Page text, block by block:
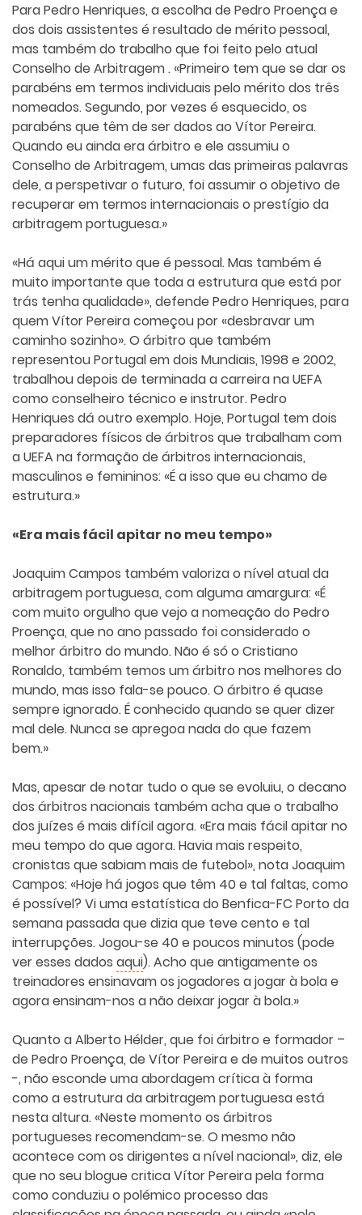
Para Pedro Henriques, a escolha de Pedro Proença e
dos dois assistentes é resultado de mérito pessoal,
mas também do trabalho que foi feito pelo atual
Conselho de Arbitragem . «Primeiro tem que se dar os
parabéns em termos individuais pelo mérito dos três
nomeados. Segundo, por vezes é esquecido, os
parabéns que têm de ser dados ao Vítor Pereira.
Quando eu ainda era árbitro e ele assumiu o
Conselho de Arbitragem, umas das primeiras palavras
dele, a perspetivar o futuro, foi assumir o objetivo de
recuperar em termos internacionais o prestígio da
arbitragem portuguesa.»
«Há aqui um mérito que é pessoal. Mas também é
muito importante que toda a estrutura que está por
trás tenha qualidade», defende Pedro Henriques, para
quem Vítor Pereira começou por «desbravar um
caminho sozinho». O árbitro que também
representou Portugal em dois Mundiais, 1998 e 2002,
trabalhou depois de terminada a carreira na UEFA
como conselheiro técnico e instrutor. Pedro
Henriques dá outro exemplo. Hoje, Portugal tem dois
preparadores físicos de árbitros que trabalham com
a UEFA na formação de árbitros internacionais,
masculinos e femininos: «É a isso que eu chamo de
estrutura.»
«Era mais fácil apitar no meu tempo»
Joaquim Campos também valoriza o nível atual da
arbitragem portuguesa, com alguma amargura: «É
com muito orgulho que vejo a nomeação do Pedro
Proença, que no ano passado foi considerado o
melhor árbitro do mundo. Não é só o Cristiano
Ronaldo, também temos um árbitro nos melhores do
mundo, mas isso fala-se pouco. O árbitro é quase
sempre ignorado. É conhecido quando se quer dizer
mal dele. Nunca se apregoa nada do que fazem
bem.»
Mas, apesar de notar tudo o que se evoluiu, o decano
dos árbitros nacionais também acha que o trabalho
dos juízes é mais difícil agora. «Era mais fácil apitar no
meu tempo do que agora. Havia mais respeito,
cronistas que sabiam mais de futebol», nota Joaquim
Campos: «Hoje há jogos que têm 40 e tal faltas, como
é possível? Vi uma estatística do Benfica-FC Porto da
semana passada que dizia que teve cento e tal
interrupções. Jogou-se 40 e poucos minutos (pode
ver esses dados aqui). Acho que antigamente os
treinadores ensinavam os jogadores a jogar à bola e
agora ensinam-nos a não deixar jogar à bola.»
Quanto a Alberto Hélder, que foi árbitro e formador –
de Pedro Proença, de Vítor Pereira e de muitos outros
-, não esconde uma abordagem crítica à forma
como a estrutura da arbitragem portuguesa está
nesta altura. «Neste momento os árbitros
portugueses recomendam-se. O mesmo não
acontece com os dirigentes a nível nacional», diz, ele
que no seu blogue critica Vítor Pereira pela forma
como conduziu o polémico processo das